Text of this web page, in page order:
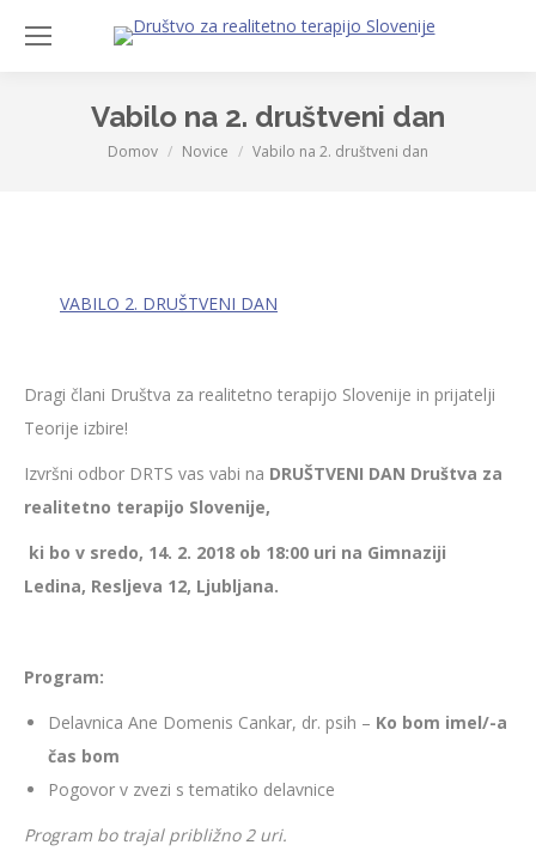
Vabilo na 2. društveni dan
You are here:
Domov Novice Vabilo na 2. društveni dan
VABILO 2. DRUŠTVENI DAN
Dragi člani Društva za realitetno terapijo Slovenije in prijatelji
Teorije izbire!
Izvršni odbor DRTS vas vabi na DRUŠTVENI DAN Društva za
realitetno terapijo Slovenije,
ki bo v sredo, 14. 2. 2018 ob 18:00 uri na Gimnaziji
Ledina, Resljeva 12, Ljubljana.
Program:
Delavnica Ane Domenis Cankar, dr. psih – Ko bom imel/-a
čas bom
Pogovor v zvezi s tematiko delavnice
Program bo trajal približno 2 uri.